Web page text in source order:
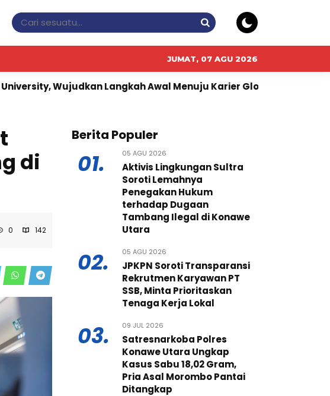
JUMAT, 07 AGU 2026
Langkah Awal Menuju Karier Global Perkuat Ketahanan
di
0 142
Berita Populer
01. 05 AGU 2026
Aktivis Lingkungan Sultra
Soroti Lemahnya
Penegakan Hukum
terhadap Dugaan
Tambang Ilegal di Konawe
Utara
02. 05 AGU 2026
JPKPN Soroti Transparansi
Rekrutmen Karyawan PT
SSB, Minta Prioritaskan
Tenaga Kerja Lokal
03. 09 JUL 2026
Satresnarkoba Polres
Konawe Utara Ungkap
Kasus Sabu 18,02 Gram,
Pria Asal Morombo Pantai
Ditangkap